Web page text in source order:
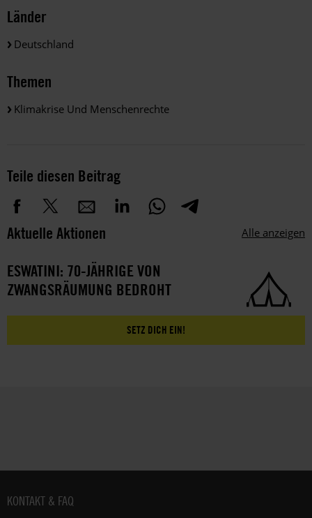
Länder
Deutschland
Themen
Klimakrise Und Menschenrechte
Teile diesen Beitrag
Aktuelle Aktionen Alle anzeigen
ESWATINI: 70-JÄHRIGE VON
ZWANGSRÄUMUNG BEDROHT
SETZ DICH EIN!
Fußbereich
KONTAKT & FAQ